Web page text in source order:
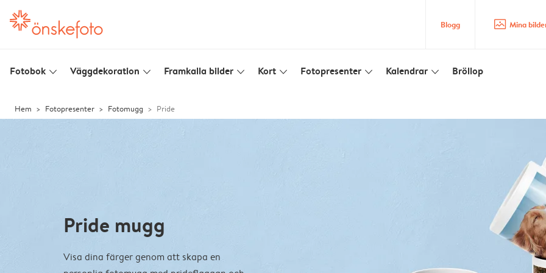
Blogg image_placeholder Mina
Fotobok slim_arrow_down Väggdekoration slim_arrow_down Framkalla bilder slim_arrow_down Kort slim_arrow_down Fotopresenter slim_arrow_down Kalendrar slim_arrow_down Bröllop
Hem Fotopresenter Fotomugg Pride
Pride mugg
Visa dina färger genom att skapa en